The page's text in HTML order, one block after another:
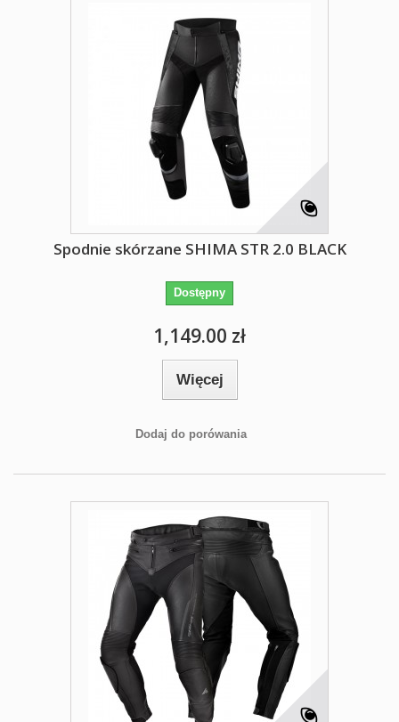
Spodnie skórzane SHIMA STR 2.0 BLACK
Dostępny
1,149.00 zł
Więcej
Dodaj do porówania